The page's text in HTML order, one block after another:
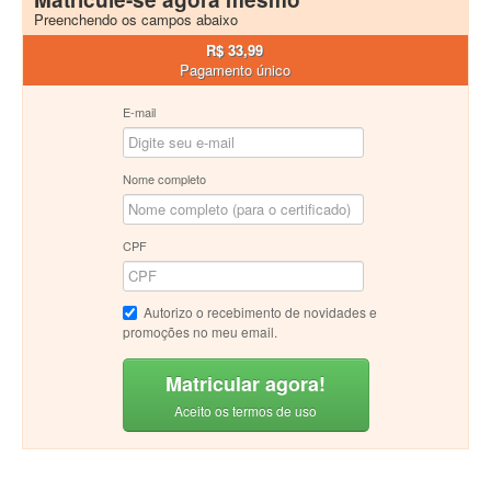
Preenchendo os campos abaixo
R$ 33,99
Pagamento único
E-mail
Nome completo
CPF
Autorizo o recebimento de novidades e
promoções no meu email.
Matricular agora!
Aceito os termos de uso